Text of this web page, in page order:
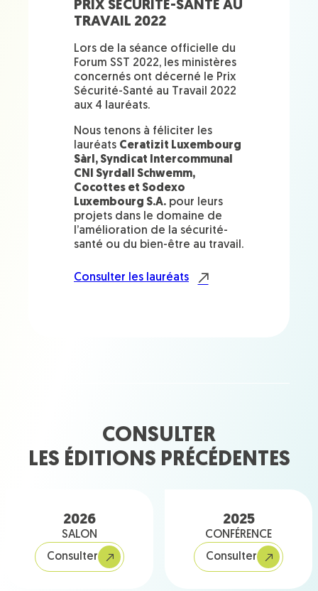
PRIX SÉCURITÉ-SANTÉ AU
TRAVAIL 2022
Lors de la séance officielle du
Forum SST 2022, les ministères
concernés ont décerné le Prix
Sécurité-Santé au Travail 2022
aux 4 lauréats.
Nous tenons à féliciter les
lauréats Ceratizit Luxembourg
Sàrl, Syndicat Intercommunal
CNI Syrdall Schwemm,
Cocottes et Sodexo
Luxembourg S.A. pour leurs
projets dans le domaine de
l’amélioration de la sécurité-
santé ou du bien-être au travail.
Consulter les lauréats
CONSULTER
LES ÉDITIONS PRÉCÉDENTES
2026
SALON
Consulter
2025
CONFÉRENCE
Consulter